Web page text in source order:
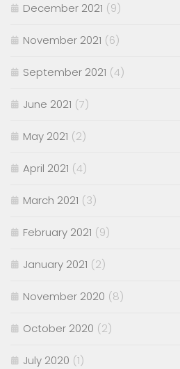
December 2021 (9)
November 2021 (6)
September 2021 (4)
June 2021 (7)
May 2021 (2)
April 2021 (4)
March 2021 (3)
February 2021 (9)
January 2021 (2)
November 2020 (8)
October 2020 (2)
July 2020 (1)